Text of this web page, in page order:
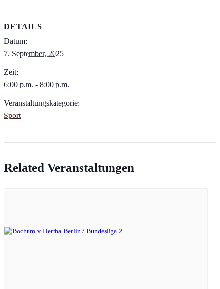
DETAILS
Datum:
7. September, 2025
Zeit:
6:00 p.m. - 8:00 p.m.
Veranstaltungskategorie:
Sport
Related Veranstaltungen